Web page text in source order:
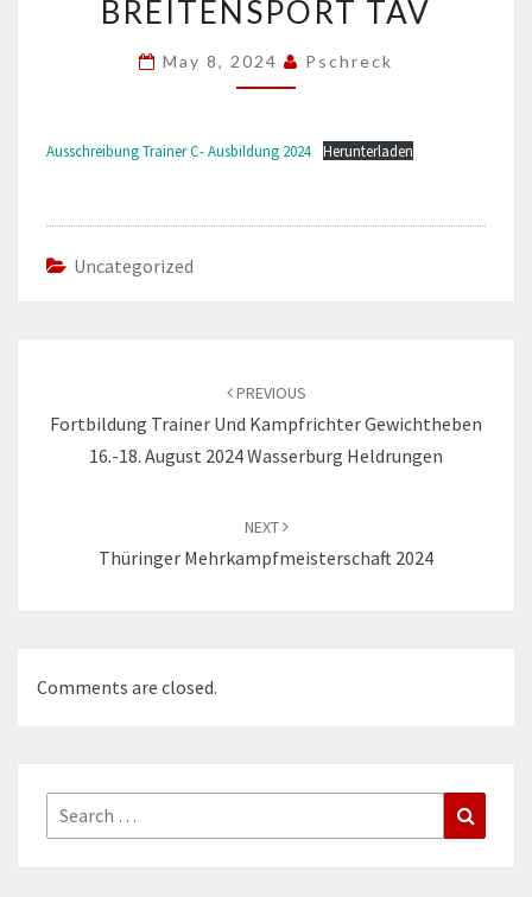
LEISTUNGS-
UND
BREITENSPORT
BREITENSPORT TAV
May 8, 2024 Pschreck
Ausschreibung Trainer C- Ausbildung 2024 Herunterladen
Uncategorized
PREVIOUS
Fortbildung Trainer Und Kampfrichter Gewichtheben
16.-18. August 2024 Wasserburg Heldrungen
NEXT
Thüringer Mehrkampfmeisterschaft 2024
Comments are closed.
Search
for: